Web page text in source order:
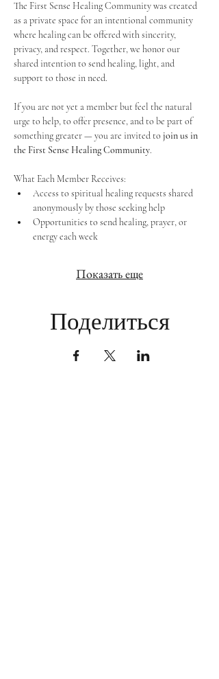
The First Sense Healing Community was created
as a private space for an intentional community
where healing can be offered with sincerity,
privacy, and respect. Together, we honor our
shared intention to send healing, light, and
support to those in need.
If you are not yet a member but feel the natural
urge to help, to offer presence, and to be part of
something greater — you are invited to join us in
the First Sense Healing Community.
What Each Member Receives:
Access to spiritual healing requests shared
anonymously by those seeking help
Opportunities to send healing, prayer, or
energy each week
Показать еще
Поделиться